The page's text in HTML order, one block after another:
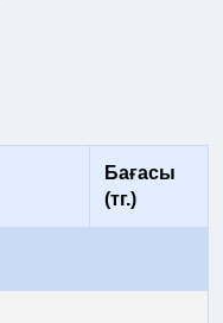
Бағасы
(тг.)